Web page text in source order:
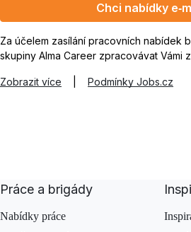
Chci nabídky
Za účelem zasílání pracovních nabídek
skupiny Alma Career zpracovávat Vámi
Zobrazit více Podmínky Jobs.cz
Práce a brigády
Nabídky práce